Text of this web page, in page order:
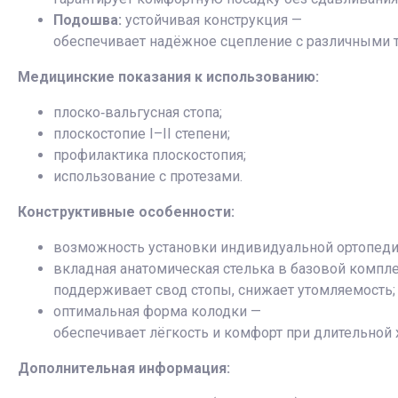
Подошва: устойчивая конструкция —
обеспечивает надёжное сцепление с различными
Медицинские показания к использованию:
плоско‑вальгусная стопа;
плоскостопие I–II степени;
профилактика плоскостопия;
использование с протезами.
Конструктивные особенности:
возможность установки индивидуальной
вкладная анатомическая стелька в базовой
поддерживает свод стопы, снижает утомляемость;
оптимальная форма колодки —
обеспечивает лёгкость и комфорт при длительной
Дополнительная информация: